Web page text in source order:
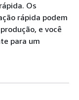
Os
rápida podem
e você
para um